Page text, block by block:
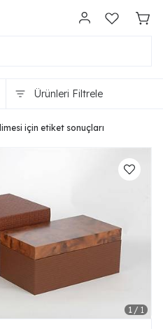
Ürünleri Filtrele
için etiket sonuçları